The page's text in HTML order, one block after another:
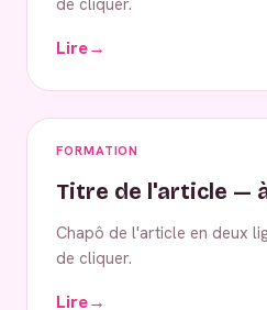
Lire→
FORMATION
Titre de l'article —
Chapô de l'article en deux
de cliquer.
Lire→